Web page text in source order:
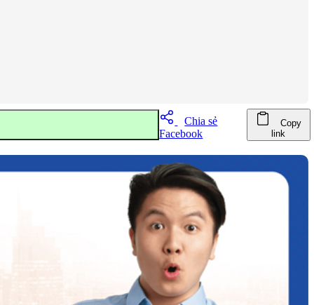
Chia sẻ
Facebook
Copy
link